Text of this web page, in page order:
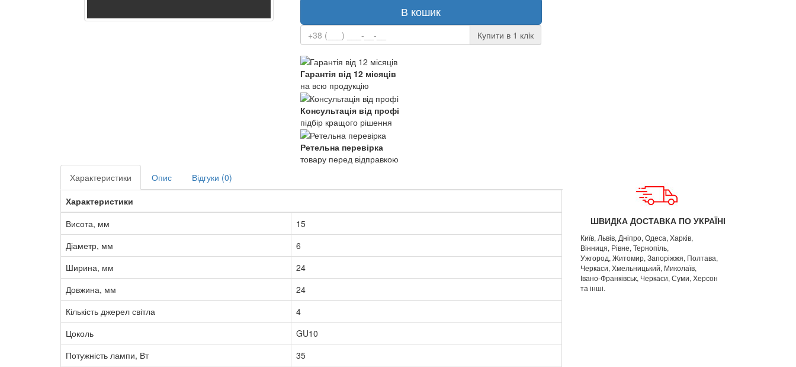
В кошик
Купити в 1 клiк
Гарантія від 12 місяців
на всю продукцію
Консультація від профі
підбір кращого рішення
Ретельна перевірка
товару перед відправкою
Характеристики
Опис
Відгуки (0)
Характеристики
Висота, мм
15
Діаметр, мм
6
Ширина, мм
24
Довжина, мм
24
Кількість джерел світла
4
Цоколь
GU10
Потужність лампи, Вт
35
ШВИДКА ДОСТАВКА ПО УКРАЇНІ
Київ, Львів, Дніпро, Одеса, Харків,
Вінниця, Рівне, Тернопіль,
Ужгород, Житомир, Запоріжжя, Полтава,
Черкаси, Хмельницький, Миколаїв,
Івано-Франківськ, Черкаси, Суми, Херсон
та інші.